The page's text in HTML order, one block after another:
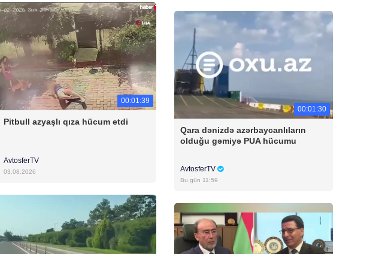
00:01:39
Pitbull azyaşlı qıza hücum etdi
AvtosferTV
03.08.2026
00:01:30
Qara dənizdə azərbaycanlıların
olduğu gəmiyə PUA hücumu
AvtosferTV
Bu gün 11:59